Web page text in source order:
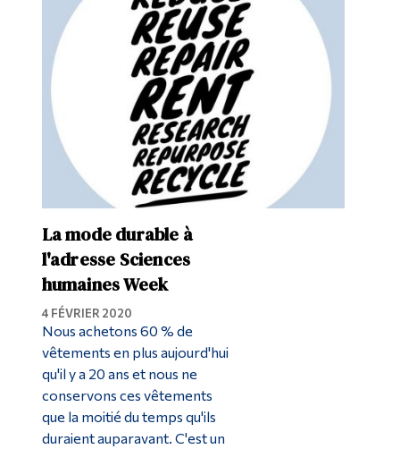
La mode durable à
l'adresse Sciences
humaines Week
4 FÉVRIER 2020
Nous achetons 60 % de
vêtements en plus aujourd'hui
qu'il y a 20 ans et nous ne
conservons ces vêtements
que la moitié du temps qu'ils
duraient auparavant. C'est un